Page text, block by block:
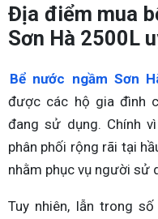
Địa điểm mua
Sơn Hà 2500L
Bể nước ngầm Sơn
được các hộ gia đình
đang sử dụng. Chính
phân phối rộng rãi tại
nhằm phục vụ người sử
Tuy nhiên, lẫn trong